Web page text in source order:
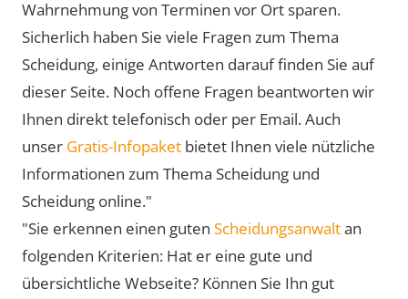
Wahrnehmung von Terminen vor Ort sparen.
Sicherlich haben Sie viele Fragen zum Thema
Scheidung, einige Antworten darauf finden Sie auf
dieser Seite. Noch offene Fragen beantworten wir
Ihnen direkt telefonisch oder per Email. Auch
unser Gratis-Infopaket bietet Ihnen viele nützliche
Informationen zum Thema Scheidung und
Scheidung online."
"Sie erkennen einen guten Scheidungsanwaltan
folgenden Kriterien: Hat er eine gute und
übersichtliche Webseite? Können Sie Ihn gut